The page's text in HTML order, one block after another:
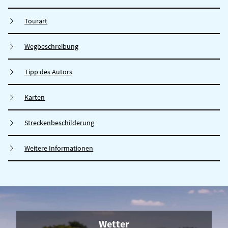
Tourart
Wegbeschreibung
Tipp des Autors
Karten
Streckenbeschilderung
Weitere Informationen
Wetter